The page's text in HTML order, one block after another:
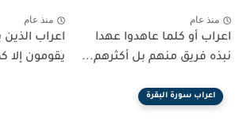
منذ عام
اعراب أو كلما عاهدوا عهدا
نبذه فريق منهم بل أكثرهم...
منذ عام
اعراب الذين
يقومون إلا
اعراب سورة البقرة